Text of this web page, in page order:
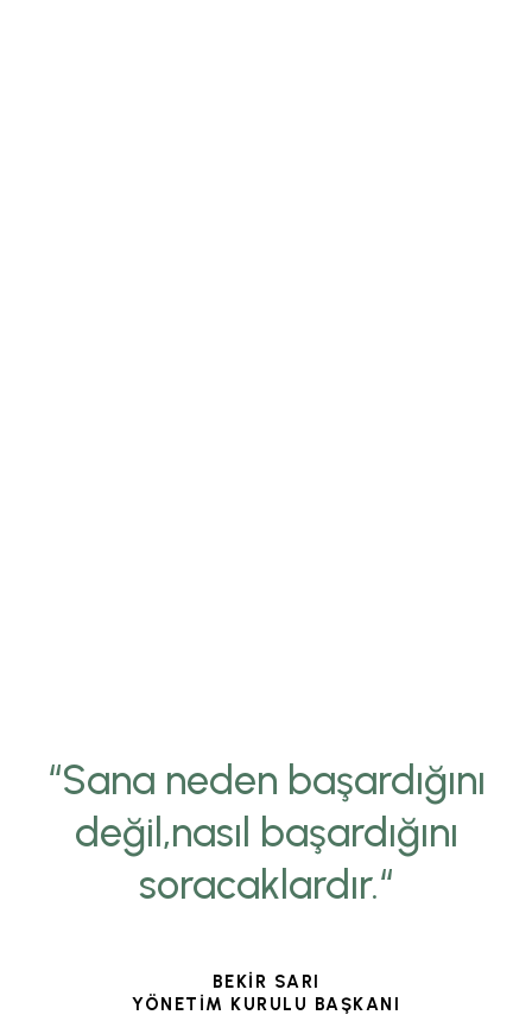
“Sana neden başardığını
değil,nasıl başardığını
soracaklardır.“
BEKİR SARI
YÖNETİM KURULU BAŞKANI